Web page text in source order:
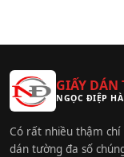
GIẤY DÁN
NGỌC ĐIỆP
Có rất nhiều thậm chí
dán tường đa số